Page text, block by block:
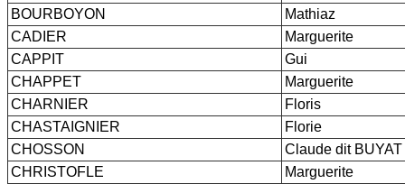
BOURBOYON
Mathiaz
CADIER
Marguerite
CAPPIT
Gui
CHAPPET
Marguerite
CHARNIER
Floris
CHASTAIGNIER
Florie
CHOSSON
Claude dit BUYAT
CHRISTOFLE
Marguerite